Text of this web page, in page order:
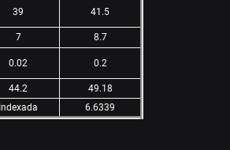
39 41.5
7 8.7
0.02 0.2
44.2
49.18
Indexada 6.6339